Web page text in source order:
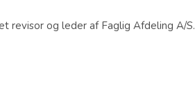
revisor og leder af Faglig Afdeling A/S.